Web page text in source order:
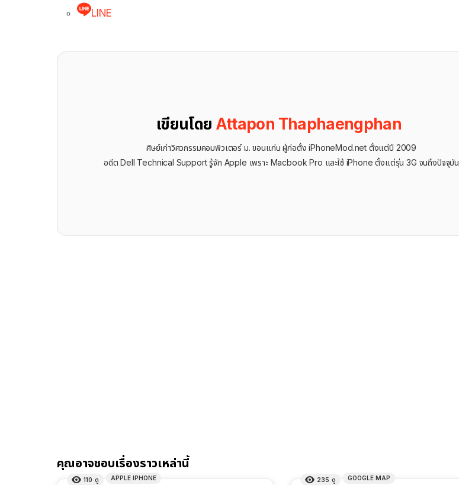
LINE
เขียนโดย Attapon Thaphaengphan
ศิษย์เก่าวิศวกรรมคอมพิวเตอร์ ม. ขอนแก่น ผู้ก่อตั้ง iPhoneMod.net ตั้งแต่ปี 2009
อดีต Dell Technical Support รู้จัก ​Apple เพราะ Macbook Pro และใช้ iPhone ตั้งแต่รุ่น 3G จนถึงปัจจุบัน
คุณอาจชอบเรื่องราวเหล่านี้
110 ดู APPLE IPHONE 235 ดู GOOGLE MAP